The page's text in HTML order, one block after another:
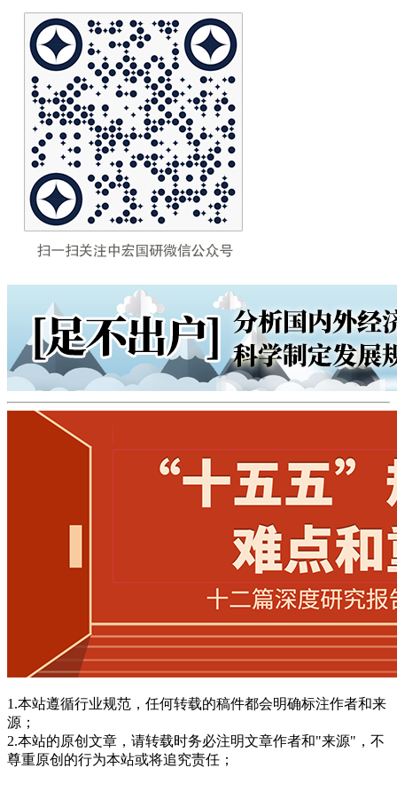
1.本站遵循行业规范，任何转载的稿件都会明确标注作者和来
源；
2.本站的原创文章，请转载时务必注明文章作者和"来源"，不
尊重原创的行为本站或将追究责任；